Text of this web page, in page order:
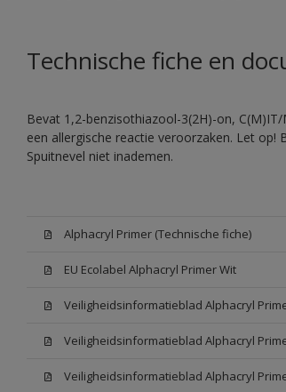
Technische fiche en
Bevat 1,2-benzisothiazool-3(2H)-on,
een allergische reactie veroorzaken. Let op!
Spuitnevel niet inademen.
Alphacryl Primer (Technische fiche)
EU Ecolabel Alphacryl Primer Wit
Veiligheidsinformatieblad Alphacryl
Veiligheidsinformatieblad Alphacryl
Veiligheidsinformatieblad Alphacryl